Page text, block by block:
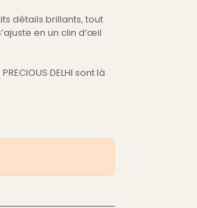
détails brillants, tout
en un clin d’œil
DELHI sont là